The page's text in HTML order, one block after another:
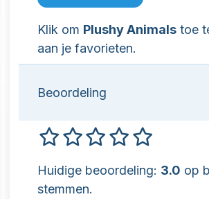
Klik om Plushy Animals toe
aan je favorieten.
Beoordeling
Huidige beoordeling: 3.0 op
stemmen.